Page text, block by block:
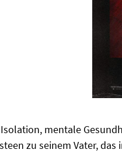
mentale
zu seinem Vater,